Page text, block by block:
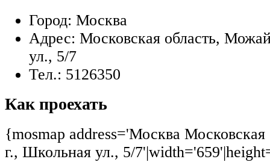
Город: Москва
Адрес: Московская область,
ул., 5/7
Тел.: 5126350
Как проехать
{mosmap address='Москва
г., Школьная ул., 5/